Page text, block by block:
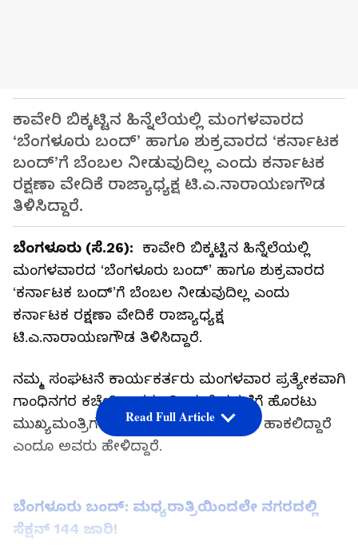
ಕಾವೇರಿ ಬಿಕ್ಕಟ್ಟಿನ ಹಿನ್ನೆಲೆಯಲ್ಲಿ ಮಂಗಳವಾರದ
‘ಬೆಂಗಳೂರು ಬಂದ್‌’ ಹಾಗೂ ಶುಕ್ರವಾರದ ‘ಕರ್ನಾಟಕ
ಬಂದ್‌’ಗೆ ಬೆಂಬಲ ನೀಡುವುದಿಲ್ಲ ಎಂದು ಕರ್ನಾಟಕ
ರಕ್ಷಣಾ ವೇದಿಕೆ ರಾಜ್ಯಾಧ್ಯಕ್ಷ ಟಿ.ಎ.ನಾರಾಯಣಗೌಡ
ತಿ‍ಳಿಸಿದ್ದಾರೆ.
ಬೆಂಗಳೂರು (ಸೆ.26):
ಕಾವೇರಿ ಬಿಕ್ಕಟ್ಟಿನ ಹಿನ್ನೆಲೆಯಲ್ಲಿ
ಮಂಗಳವಾರದ ‘ಬೆಂಗಳೂರು ಬಂದ್‌’ ಹಾಗೂ ಶುಕ್ರವಾರದ
‘ಕರ್ನಾಟಕ ಬಂದ್‌’ಗೆ ಬೆಂಬಲ ನೀಡುವುದಿಲ್ಲ ಎಂದು
ಕರ್ನಾಟಕ ರಕ್ಷಣಾ ವೇದಿಕೆ ರಾಜ್ಯಾಧ್ಯಕ್ಷ
ಟಿ.ಎ.ನಾರಾಯಣಗೌಡ ತಿ‍ಳಿಸಿದ್ದಾರೆ.
ನಮ್ಮ ಸಂಘಟನೆ ಕಾರ್ಯಕರ್ತರು ಮಂಗಳವಾರ ಪ್ರತ್ಯೇಕವಾಗಿ
ಗಾಂಧಿನಗರ ಕಚೇರಿ ಆವರಣದಿಂದ ಮೆರವಣಿಗೆ ಹೊರಟು
ಮುಖ್ಯಮಂತ್ರಿಗಳ ಅಧಿಕೃತ ನಿವಾಸಕ್ಕೆ ಮುತ್ತಿಗೆ ಹಾಕಲಿದ್ದಾರೆ
ಎಂದೂ ಅವರು ಹೇಳಿದ್ದಾರೆ.
ಬೆಂಗಳೂರು ಬಂದ್: ಮಧ್ಯರಾತ್ರಿಯಿಂದಲೇ ನಗರದಲ್ಲಿ
ಸೆಕ್ಷನ್ 144 ಜಾರಿ!
Read Full Article